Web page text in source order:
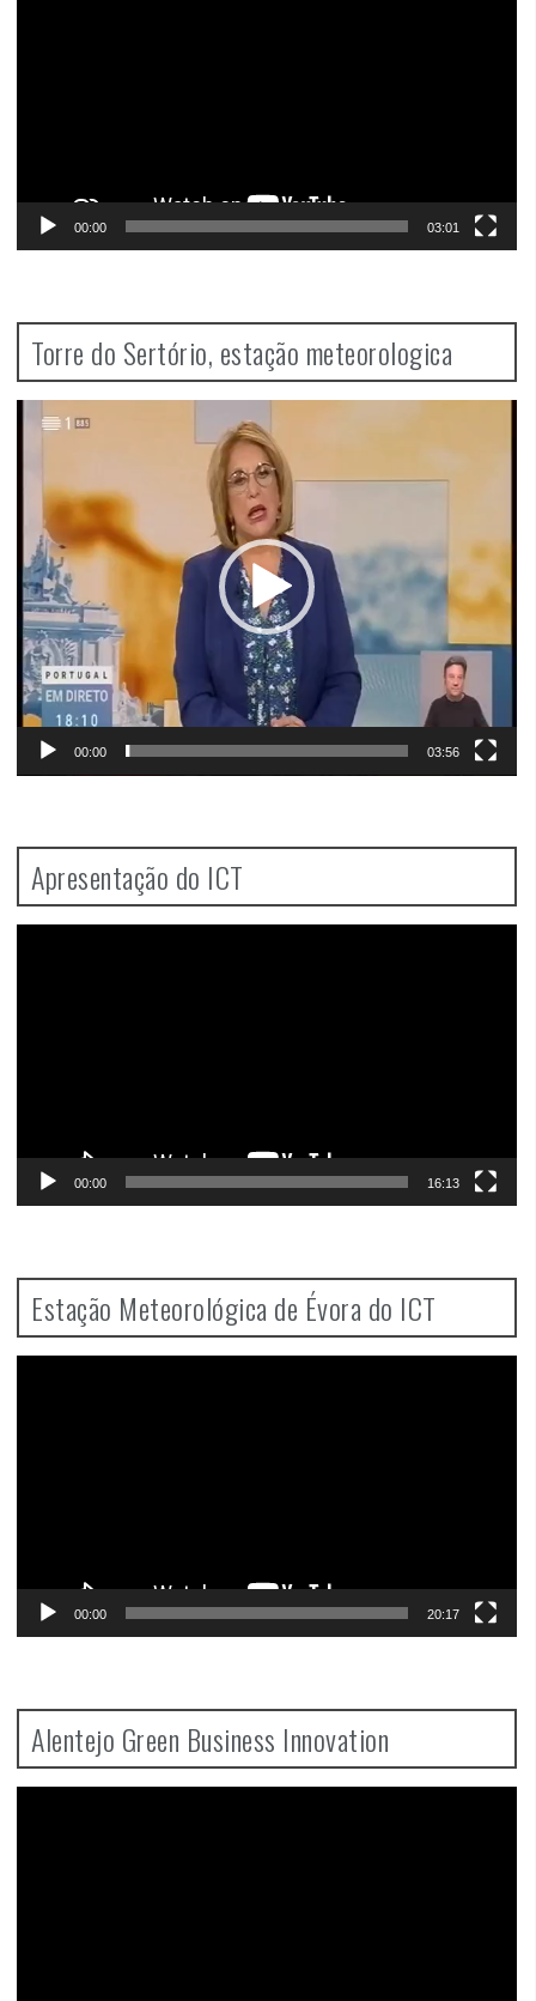
00:00 03:01
Torre do Sertório, estação meteorologica
Player
00:00 03:56
Apresentação do ICT
00:00 16:13
Estação Meteorológica de Évora do ICT
00:00 20:17
Alentejo Green Business Innovation